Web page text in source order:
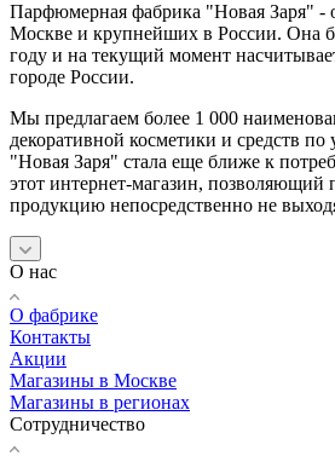
Парфюмерная фабрика "Новая Заря" -
Москве и крупнейших в России. Она
году и на текущий момент
городе России.
Мы предлагаем более 1 000
декоративной косметики и средств по
"Новая Заря" стала еще ближе к
этот интернет-магазин, позволяющий
продукцию непосредственно не
О нас
О фабрике
Контакты
Акции
Магазины в Москве
Магазины в регионах
Сотрудничество